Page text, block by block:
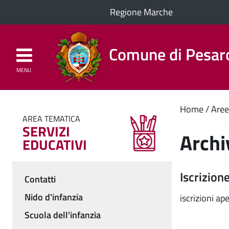
Regione Marche
Comune di
MENU
Home
iscrizioni
AREA TEMATICA
SERVIZI
EDUCATIVI
Menu
Contatti
Nido d'infanzia
Scuola dell'infanzia